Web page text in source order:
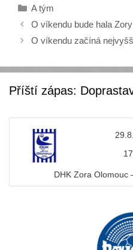
e
b
o
k
er
Rubriky
A tým
O víkendu bude hala
O víkendu začíná
Příští zápas:
DHK Zora